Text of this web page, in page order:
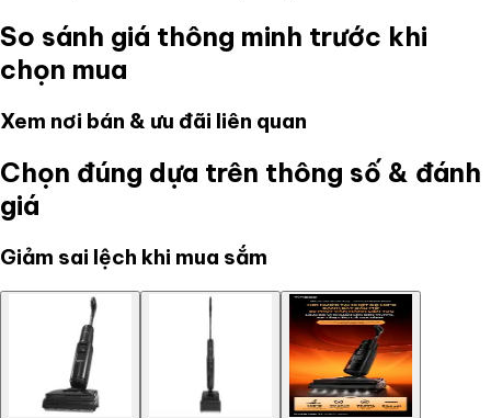
So sánh giá thông minh trước khi
chọn mua
Xem nơi bán & ưu đãi liên quan
Chọn đúng dựa trên thông số & đánh
giá
Giảm sai lệch khi mua sắm